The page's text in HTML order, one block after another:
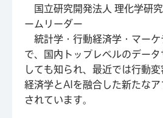
国立研究開発法人 理化学研
ームリーダー
統計学・行動経済学・マーケ
で、国内トップレベルのデー
しても知られ、最近では行動
経済学とAIを融合した新たな
されています。